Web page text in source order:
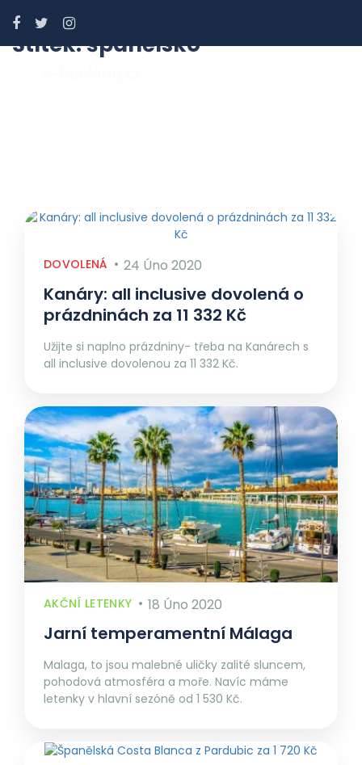
Štítek:španělsko
DOVOLENÁ 24 Úno 2020
Kanáry: all inclusive dovolená o
prázdninách za 11 332 Kč
Užijte si naplno prázdniny- třeba na Kanárech s
all inclusive dovolenou za 11 332 Kč.
AKČNÍ LETENKY 18 Úno 2020
Jarní temperamentní Málaga
Malaga, to jsou malebné uličky zalité sluncem,
pohodová atmosféra a moře. Navíc máme
letenky v hlavní sezóně od 1 530 Kč.